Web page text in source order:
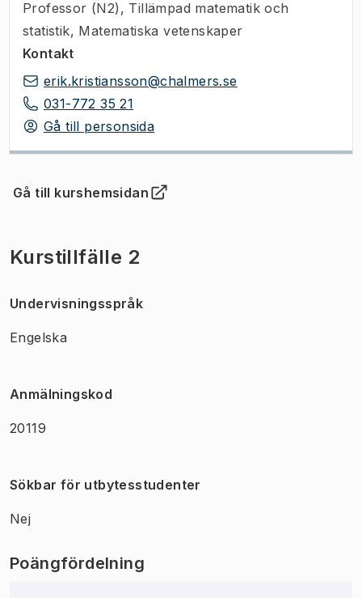
Professor (N2) , Tillämpad matematik och
statistik, Matematiska vetenskaper
Kontakt
erik.kristiansson@chalmers.se
031-772 35 21
Gå till personsida
Gå till kurshemsidan
(Öppnas i ny flik)
Kurstillfälle 2
Undervisningsspråk
Engelska
Anmälningskod
20119
Sökbar för utbytesstudenter
Nej
Poängfördelning